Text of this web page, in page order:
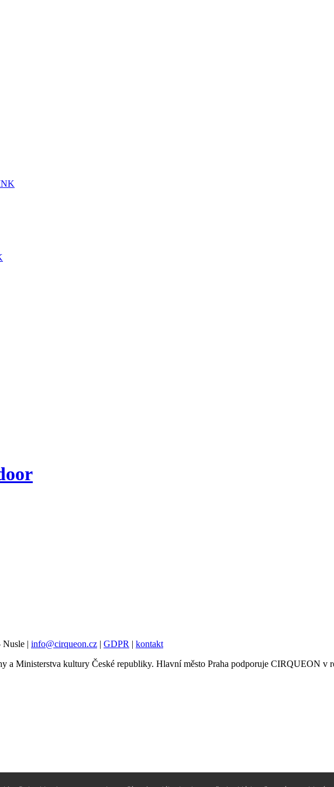
| info@cirqueon.cz | GDPR | kontakt
a Ministerstva kultury České republiky. Hlavní město Praha podporuje CIRQUEON v